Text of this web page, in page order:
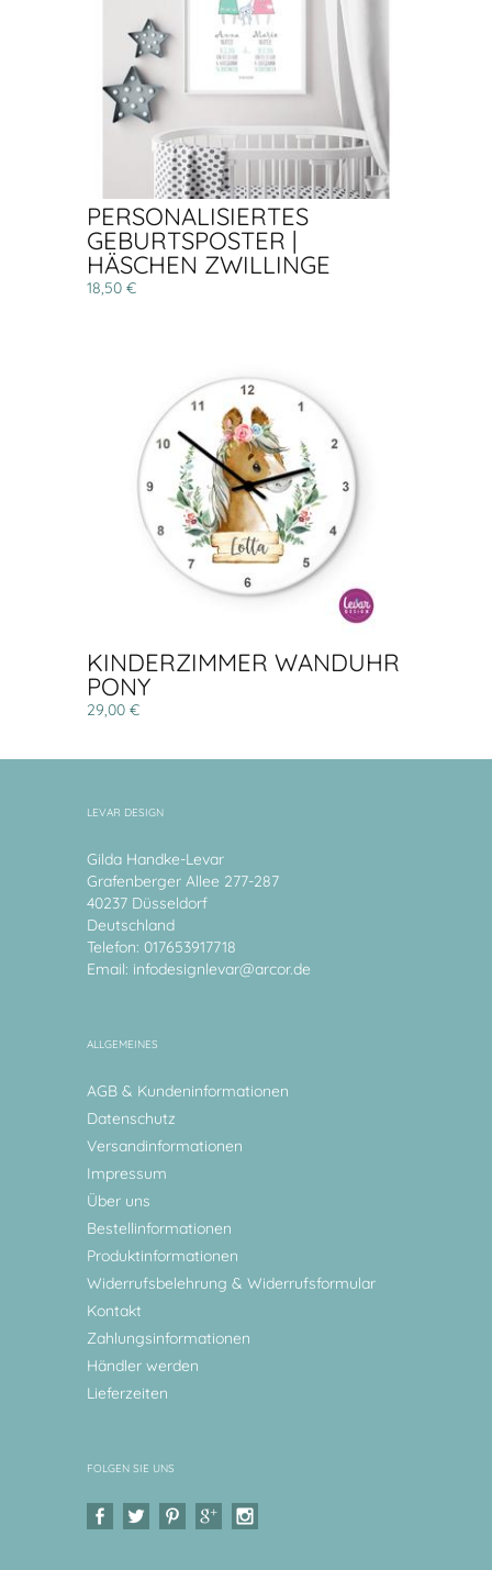
PERSONALISIERTES
GEBURTSPOSTER |
HÄSCHEN ZWILLINGE
18,50 €
KINDERZIMMER WANDUHR
PONY
29,00 €
LEVAR DESIGN
Gilda Handke-Levar
Grafenberger Allee 277-287
40237 Düsseldorf
Deutschland
Telefon: 017653917718
Email: infodesignlevar@arcor.de
ALLGEMEINES
AGB & Kundeninformationen
Datenschutz
Versandinformationen
Impressum
Über uns
Bestellinformationen
Produktinformationen
Widerrufsbelehrung & Widerrufsformular
Kontakt
Zahlungsinformationen
Händler werden
Lieferzeiten
FOLGEN SIE UNS